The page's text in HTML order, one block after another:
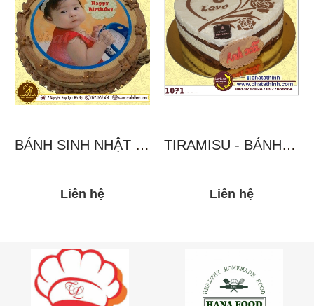
BÁNH SINH NHẬT IN...
Liên hệ
TIRAMISU - BÁNH TẶNG...
Liên hệ